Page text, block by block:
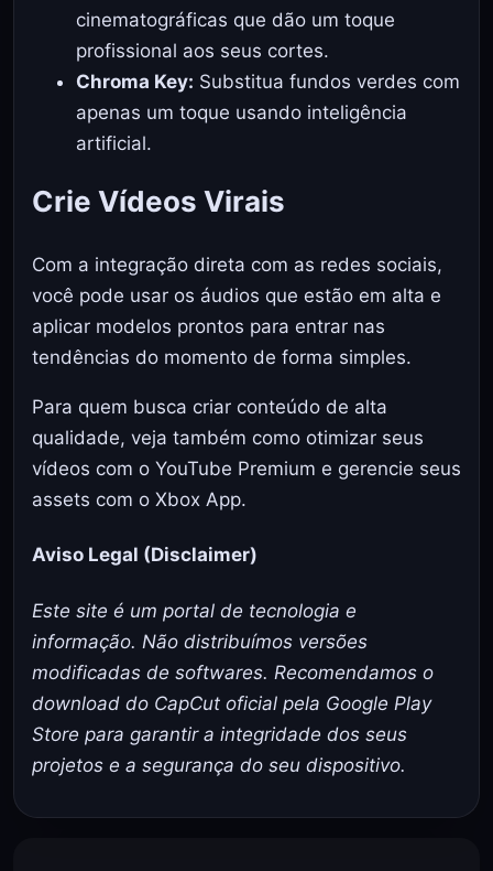
cinematográficas que dão um toque
profissional aos seus cortes.
Chroma Key: Substitua fundos verdes com
apenas um toque usando inteligência
artificial.
Crie Vídeos Virais
Com a integração direta com as redes sociais,
você pode usar os áudios que estão em alta e
aplicar modelos prontos para entrar nas
tendências do momento de forma simples.
Para quem busca criar conteúdo de alta
qualidade, veja também como otimizar seus
vídeos com o YouTube Premium e gerencie seus
assets com o Xbox App.
Aviso Legal (Disclaimer)
Este site é um portal de tecnologia e
informação. Não distribuímos versões
modificadas de softwares. Recomendamos o
download do CapCut oficial pela Google Play
Store para garantir a integridade dos seus
projetos e a segurança do seu dispositivo.